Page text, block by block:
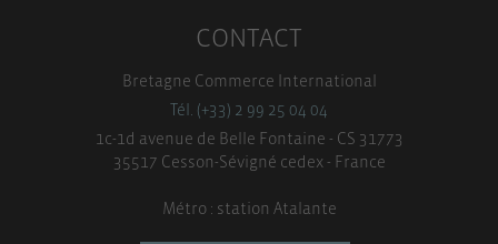
CONTACT
Bretagne Commerce International
Tél. (+33) 2 99 25 04 04
1c-1d avenue de Belle Fontaine - CS 31773
35517 Cesson-Sévigné cedex - France
Métro : station Atalante